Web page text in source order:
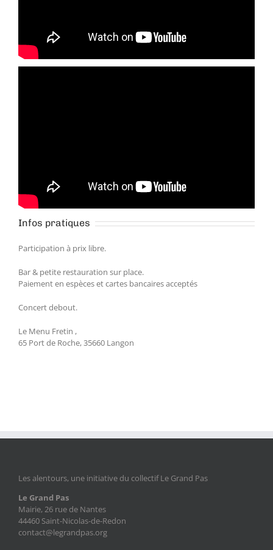
Infos pratiques
Participation à prix libre.
Bar & petite restauration sur place.
Paiement en espèces et cartes bancaires acceptés
Concert debout.
Le Menu Fretin ,
65 Port de Roche, 35660 Langon
Les alentours, une initiative du collectif Le Grand Pas
Le Grand Pas
Mairie, 26 rue de Nantes
44460 Saint-Nicolas-de-Redon
contact@legrandpas.org